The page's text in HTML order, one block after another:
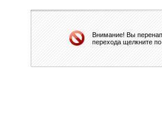
Внимание! Вы
перехода щелкните